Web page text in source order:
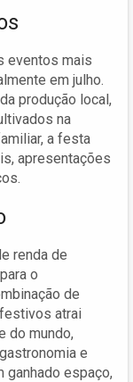
eventos mais
em julho.
produção local,
na
a festa
apresentações
renda de
o
de
atrai
do mundo,
e
ganhado espaço,